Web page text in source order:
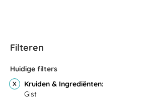
Filteren
Huidige filters
Kruiden & Ingrediënten
Gist